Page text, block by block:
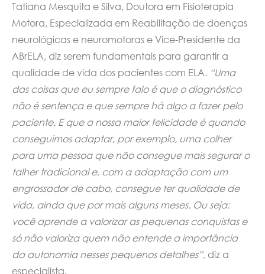
Tatiana Mesquita e Silva, Doutora em Fisioterapia
Motora, Especializada em Reabilitação de doenças
neurológicas e neuromotoras e Vice-Presidente da
ABrELA, diz serem fundamentais para garantir a
qualidade de vida dos pacientes com ELA. “Uma
das coisas que eu sempre falo é que o diagnóstico
não é sentença e que sempre há algo a fazer pelo
paciente. E que a nossa maior felicidade é quando
conseguimos adaptar, por exemplo, uma colher
para uma pessoa que não consegue mais segurar o
talher tradicional e, com a adaptação com um
engrossador de cabo, consegue ter qualidade de
vida, ainda que por mais alguns meses. Ou seja:
você aprende a valorizar as pequenas conquistas e
só não valoriza quem não entende a importância
da autonomia nesses pequenos detalhes”, diz a
especialista.